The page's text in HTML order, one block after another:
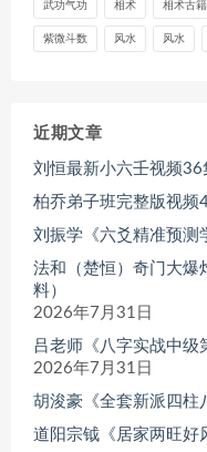
武功气功 相术 相术古籍
紫微斗数 风水 风水
近期文章
刘恒最新小六壬视频36
柏乔弟子班完整版视频
刘振学《六爻精准预测
法和（楚恒）奇门大爆
料）
2026年7月31日
吕老师《八字实战中
2026年7月31日
胡浚豪《全套新派四柱
道阳宗钺《居家两旺好